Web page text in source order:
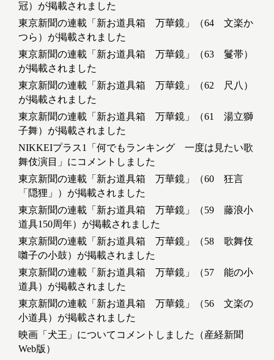
冠）が掲載されました
東京新聞の連載「新お道具箱 万華鏡」（64 文楽か
つら）が掲載されました
東京新聞の連載「新お道具箱 万華鏡」（63 鬘帯）
が掲載されました
東京新聞の連載「新お道具箱 万華鏡」（62 尺八）
が掲載されました
東京新聞の連載「新お道具箱 万華鏡」（61 湯立獅
子舞）が掲載されました
NIKKEIプラス1「何でもランキング 一度は見たい歌
舞伎演目」にコメントしました
東京新聞の連載「新お道具箱 万華鏡」（60 狂言
「隠狸」）が掲載されました
東京新聞の連載「新お道具箱 万華鏡」（59 藤浪小
道具150周年）が掲載されました
東京新聞の連載「新お道具箱 万華鏡」（58 歌舞伎
囃子の小鼓）が掲載されました
東京新聞の連載「新お道具箱 万華鏡」（57 能の小
道具）が掲載されました
東京新聞の連載「新お道具箱 万華鏡」（56 文楽の
小道具）が掲載されました
映画「犬王」についてコメントしました（産経新聞
Web版）